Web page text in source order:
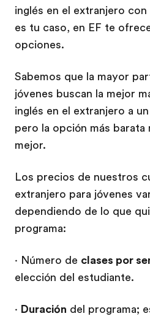
inglés en el extranjero
es tu caso, en EF te
opciones.
Sabemos que la mayor
jóvenes buscan la mejor
inglés en el extranjero a
pero la opción más barata
mejor.
Los precios de nuestros
extranjero para jóvenes
dependiendo de lo que
programa:
· Número de clases por
elección del estudiante.
· Duración del programa;